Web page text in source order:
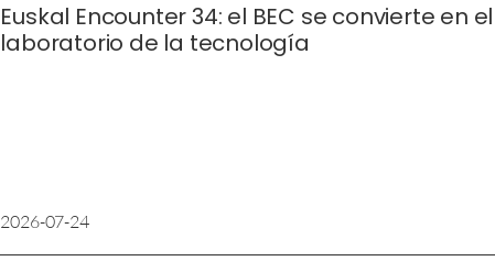
Euskal Encounter 34: el BEC se convierte en
laboratorio de la tecnología
2026-07-24